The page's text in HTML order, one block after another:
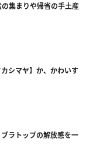
の集まりや帰省の手土産
カシマヤ】か、かわいす
ラトップの解放感を一